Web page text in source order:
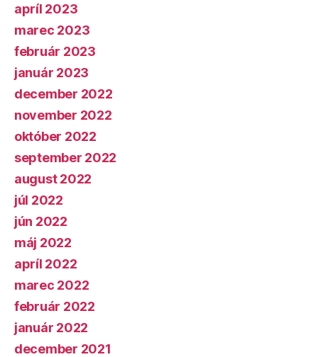
apríl 2023
marec 2023
február 2023
január 2023
december 2022
november 2022
október 2022
september 2022
august 2022
júl 2022
jún 2022
máj 2022
apríl 2022
marec 2022
február 2022
január 2022
december 2021